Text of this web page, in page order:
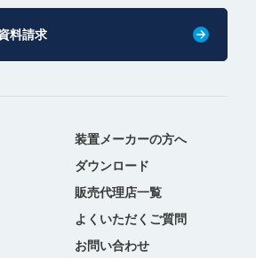
料請求
装置メーカーの方へ
ダウンロード
販売代理店一覧
よくいただくご質問
お問い合わせ